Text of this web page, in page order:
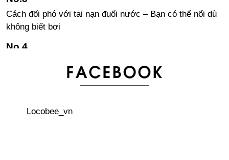
Cách đối phó với tai nạn đuối nước – Bạn có thể nổi dù
không biết bơi
Locobee_vn